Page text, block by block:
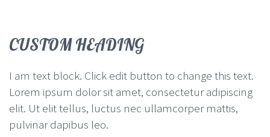
CUSTOM HEADING
I am text block. Click edit button to change this text.
Lorem ipsum dolor sit amet, consectetur adipiscing
elit. Ut elit tellus, luctus nec ullamcorper mattis,
pulvinar dapibus leo.